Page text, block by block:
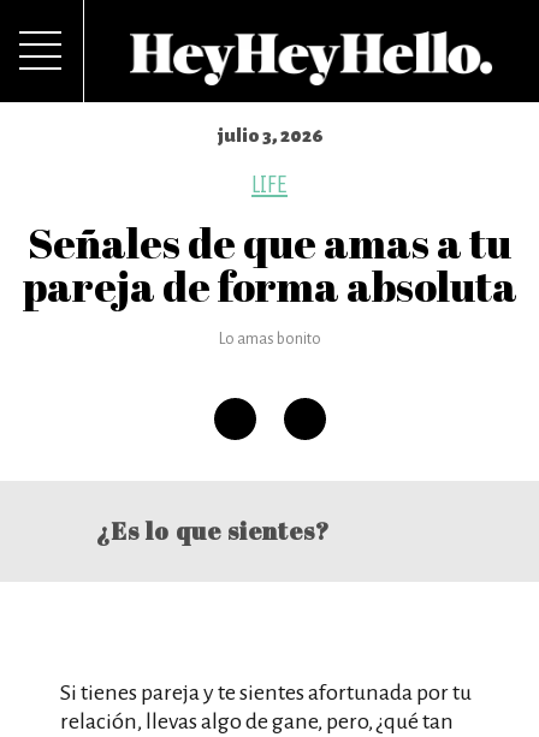
julio 3, 2026
LIFE
Señales de que amas a tu
pareja de forma absoluta
Lo amas bonito
¿Es lo que sientes?
Si tienes pareja y te sientes afortunada por tu
relación, llevas algo de gane, pero, ¿qué tan